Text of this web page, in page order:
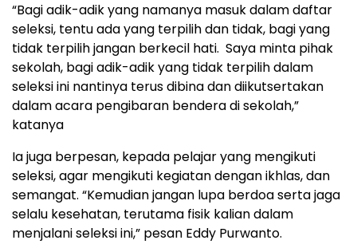
“Bagi adik-adik yang namanya masuk dalam daftar
seleksi, tentu ada yang terpilih dan tidak, bagi yang
tidak terpilih jangan berkecil hati. Saya minta pihak
sekolah, bagi adik-adik yang tidak terpilih dalam
seleksi ini nantinya terus dibina dan diikutsertakan
dalam acara pengibaran bendera di sekolah,”
katanya
Ia juga berpesan, kepada pelajar yang mengikuti
seleksi, agar mengikuti kegiatan dengan ikhlas, dan
semangat. “Kemudian jangan lupa berdoa serta jaga
selalu kesehatan, terutama fisik kalian dalam
menjalani seleksi ini,” pesan Eddy Purwanto.